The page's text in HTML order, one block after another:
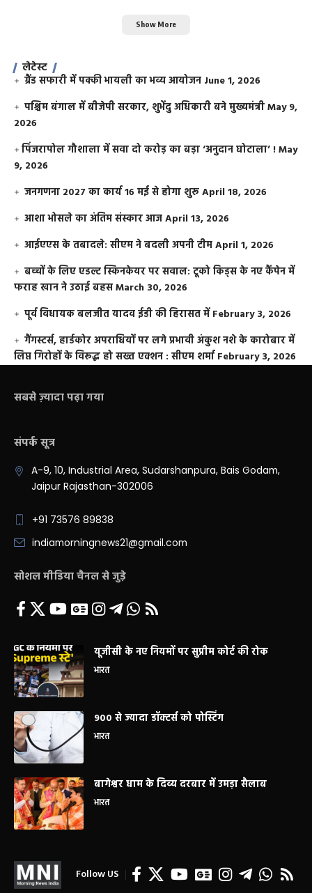
Show More
लेटेस्ट
ग्रैंड सफारी में पक्की भायली का भव्य आयोजन June 1, 2026
पश्चिम बंगाल में बीजेपी सरकार, शुभेंदु अधिकारी बने मुख्यमंत्रीMay 9,
2026
​पिंजरापोल गौशाला में सवा दो करोड़ का बड़ा ‘अनुदान घोटाला’ !May
9, 2026
जनगणना 2027 का कार्य 16 मई से होगा शुरूApril 18, 2026
आशा भोसले का अंतिम संस्कार आजApril 13, 2026
आईएएस के तबादले: सीएम ने बदली अपनी टीमApril 1, 2026
बच्चों के लिए एडल्ट स्किनकेयर पर सवाल: टूको किड्स के नए कैंपेन में
फराह खान ने उठाई बहसMarch 30, 2026
पूर्व विधायक बलजीत यादव ईडी की हिरासत में February 3, 2026
गैंगस्टर्स, हार्डकोर अपराधियों पर लगे प्रभावी अंकुश नशे के कारोबार में
लिप्त गिरोहों के विरूद्ध हो सख्त एक्शन : सीएम शर्मा February 3, 2026
सबसे ज़्यादा पढ़ा गया
संपर्क सूत्र
A-9, 10, Industrial Area, Sudarshanpura, Bais Godam,
Jaipur Rajasthan-302006
+91 73576 89838
indiamorningnews21@gmail.com
सोशल मीडिया चैनल से जुड़े
यूजीसी के नए नियमों पर सुप्रीम कोर्ट की रोक
भारत
900 से ज्यादा डॉक्टर्स को पोस्टिंग
भारत
बागेश्वर धाम के दिव्य दरबार में उमड़ा सैलाब
भारत
Follow US